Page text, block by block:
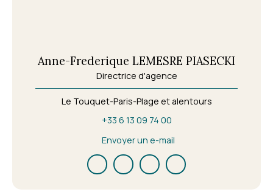
Anne-Frederique LEMESRE PIASECKI
Directrice d'agence
Le Touquet-Paris-Plage et alentours
+33 6 13 09 74 00
Envoyer un e-mail